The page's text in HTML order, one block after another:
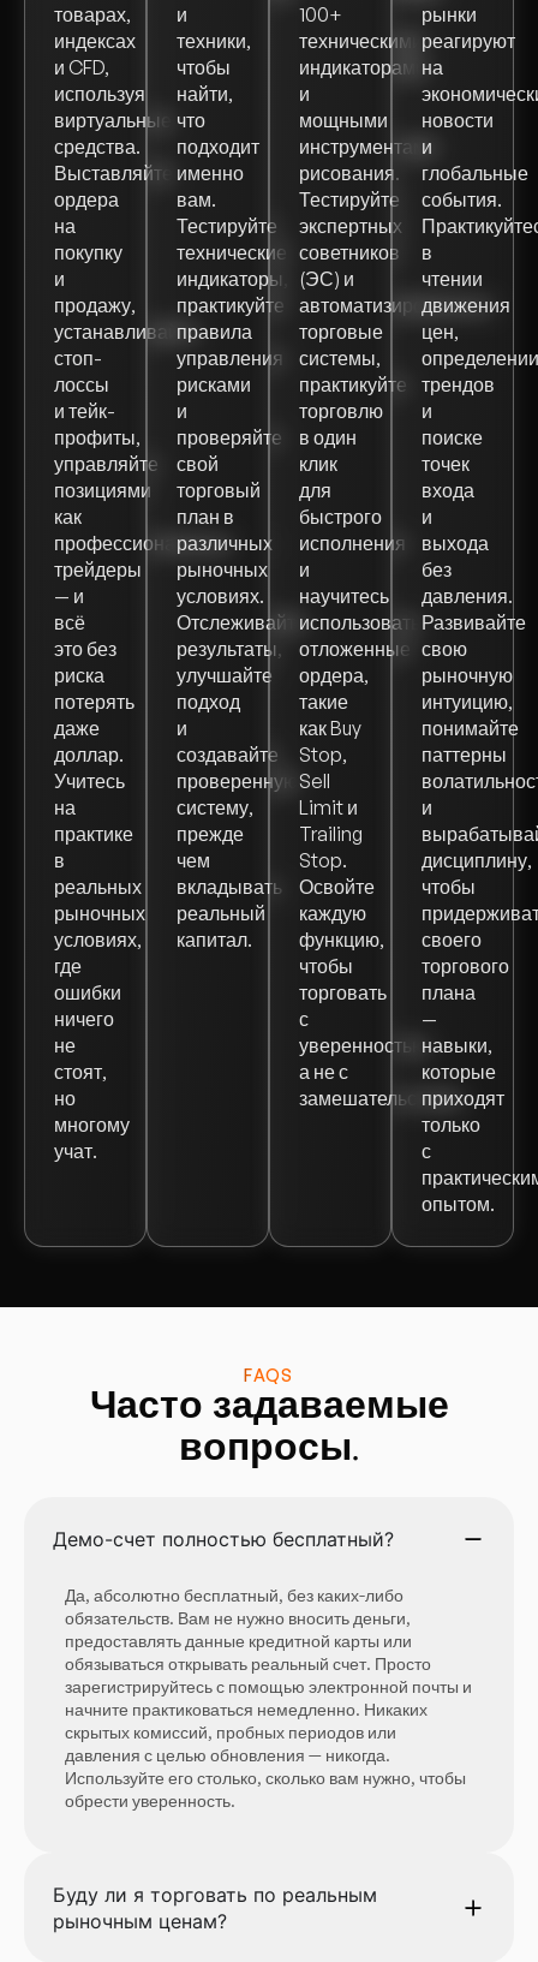
товарах,
индексах
и CFD,
используя
виртуальные
средства.
Выставляйте
ордера
на
покупку
и
продажу,
устанавливайте
стоп-
лоссы
и тейк-
профиты,
управляйте
позициями
как
профессиональные
трейдеры
— и
всё
это без
риска
потерять
даже
доллар.
Учитесь
на
практике
в
реальных
рыночных
условиях,
где
ошибки
ничего
не
стоят,
но
многому
учат.
и
техники,
чтобы
найти,
что
подходит
именно
вам.
Тестируйте
технические
индикаторы,
практикуйте
правила
управления
рисками
и
проверяйте
свой
торговый
план в
различных
рыночных
условиях.
Отслеживайте
результаты,
улучшайте
подход
и
создавайте
проверенную
систему,
прежде
чем
вкладывать
реальный
капитал.
100+
техническими
индикаторами
и
мощными
инструментами
рисования.
Тестируйте
экспертных
советников
(ЭС) и
автоматизированные
торговые
системы,
практикуйте
торговлю
в один
клик
для
быстрого
исполнения
и
научитесь
использовать
отложенные
ордера,
такие
как Buy
Stop,
Sell
Limit и
Trailing
Stop.
Освойте
каждую
функцию,
чтобы
торговать
с
уверенностью,
а не с
замешательством.
рынки
реагируют
на
новости
и
глобальные
события.
в
чтении
движения
цен,
определении
трендов
и
поиске
точек
входа
и
выхода
без
давления.
Развивайте
свою
рыночную
интуицию,
понимайте
паттерны
и
дисциплину,
чтобы
своего
торгового
плана
—
навыки,
которые
приходят
только
с
опытом.
FAQS
Часто задаваемые
вопросы.
Демо-счет полностью бесплатный?
Да, абсолютно бесплатный, без каких-либо
обязательств. Вам не нужно вносить деньги,
предоставлять данные кредитной карты или
обязываться открывать реальный счет. Просто
зарегистрируйтесь с помощью электронной почты и
начните практиковаться немедленно. Никаких
скрытых комиссий, пробных периодов или
давления с целью обновления — никогда.
Используйте его столько, сколько вам нужно, чтобы
обрести уверенность.
Буду ли я торговать по реальным
рыночным ценам?